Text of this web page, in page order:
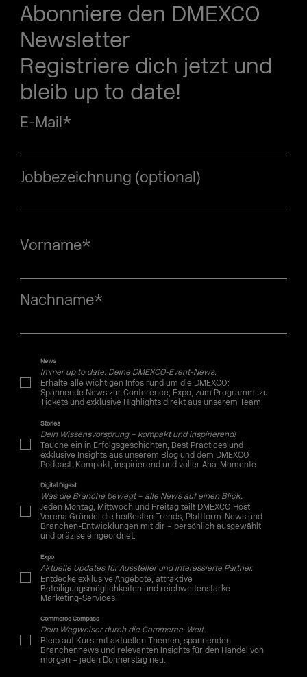
Abonniere den DMEXCO
Newsletter
Registriere dich jetzt und
bleib up to date!
E-Mail*
Jobbezeichnung (optional)
Vorname*
Nachname*
News
Immer up to date: Deine DMEXCO-Event-News.
Erhalte alle wichtigen Infos rund um die DMEXCO:
Spannende News zur Conference, Expo, zum Programm, zu
Tickets und exklusive Highlights direkt aus unserem Team.
Stories
Dein Wissensvorsprung – kompakt und inspirierend!
Tauche ein in Erfolgsgeschichten, Best Practices und
exklusive Insights aus unserem Blog und dem DMEXCO
Podcast. Kompakt, inspirierend und voller Aha-Momente.
Digital Digest
Was die Branche bewegt – alle News auf einen Blick.
Jeden Montag, Mittwoch und Freitag teilt DMEXCO Host
Verena Gründel die heißesten Trends, Plattform-News und
Branchen-Entwicklungen mit dir – persönlich ausgewählt
und präzise eingeordnet.
Expo
Aktuelle Updates für Aussteller und interessierte Partner.
Entdecke exklusive Angebote, attraktive
Beteiligungsmöglichkeiten und reichweitenstarke
Marketing-Services.
Commerce Compass
Dein Wegweiser durch die Commerce-Welt.
Bleib auf Kurs mit aktuellen Themen, spannenden
Branchennews und relevanten Insights für den Handel von
morgen – jeden Donnerstag neu.